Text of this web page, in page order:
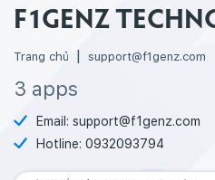
F1GENZ
Trang chủ support@f1genz.com
3 apps
Email: support@f1genz.com
Hotline: 0932093794